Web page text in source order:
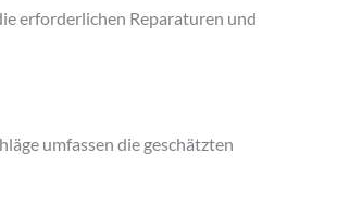
erforderlichen Reparaturen und
umfassen die geschätzten